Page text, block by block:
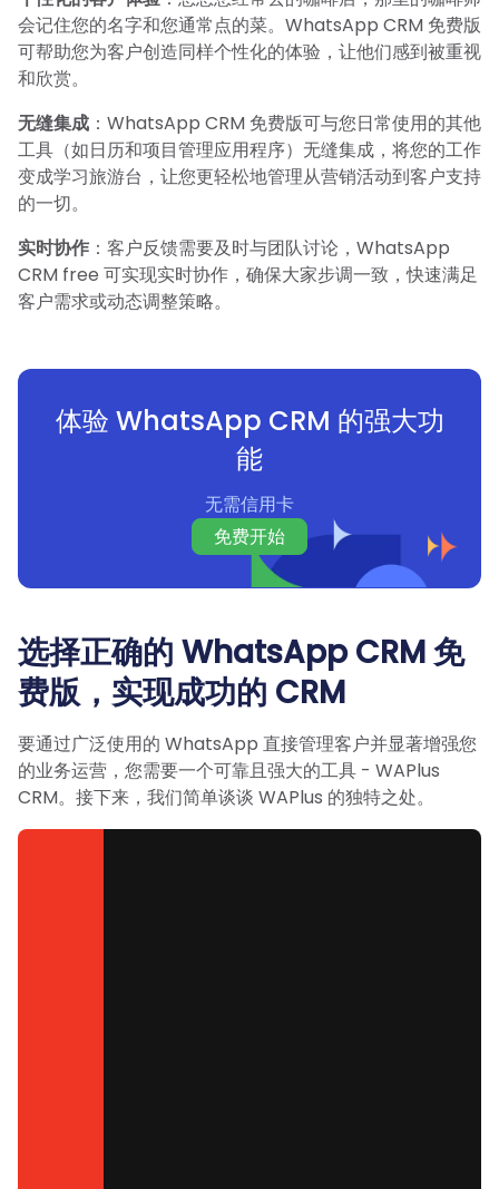
会记住您的名字和您通常点的菜。WhatsApp CRM 免费版
可帮助您为客户创造同样个性化的体验，让他们感到被重视
和欣赏。
无缝集成 ：WhatsApp CRM 免费版可与您日常使用的其他
工具（如日历和项目管理应用程序）无缝集成，将您的工作
变成学习旅游台，让您更轻松地管理从营销活动到客户支持
的一切。
实时协作 ：客户反馈需要及时与团队讨论，WhatsApp
CRM free 可实现实时协作，确保大家步调一致，快速满足
客户需求或动态调整策略。
体验 WhatsApp CRM 的强大功
能
无需信用卡
免费开始
选择正确的 WhatsApp CRM 免
费版，实现成功的 CRM
要通过广泛使用的 WhatsApp 直接管理客户并显著增强您
的业务运营，您需要一个可靠且强大的工具 - WAPlus
CRM。接下来，我们简单谈谈 WAPlus 的独特之处。